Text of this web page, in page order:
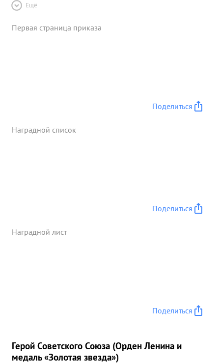
Ещё
Первая страница приказа
Поделиться
Наградной список
Поделиться
Наградной лист
Поделиться
Герой Советского Союза (Орден Ленина и
медаль «Золотая звезда»)